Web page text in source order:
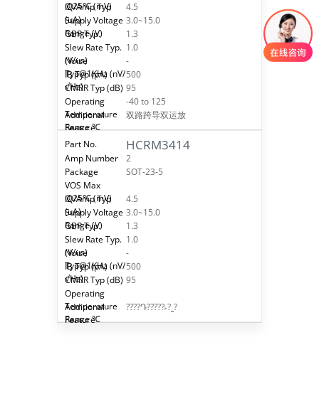
4.5
3.0~15.0
1.3
1.0
-
500
95
-40 to 125
双路跨导双运放
HCRM3414
2
SOT-23-5
4.5
3.0~15.0
1.3
1.0
-
500
95
????Դ?????˫?˷?